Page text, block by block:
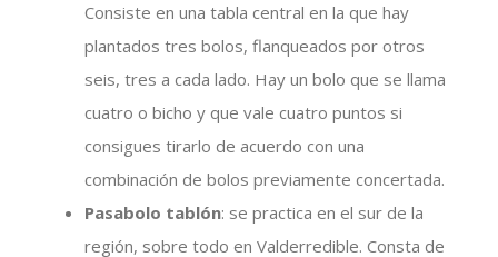
Consiste en una tabla central en la que hay
plantados tres bolos, flanqueados por otros
seis, tres a cada lado. Hay un bolo que se llama
cuatro o bicho y que vale cuatro puntos si
consigues tirarlo de acuerdo con una
combinación de bolos previamente concertada.
Pasabolo tablón: se practica en el sur de la
región, sobre todo en Valderredible. Consta de